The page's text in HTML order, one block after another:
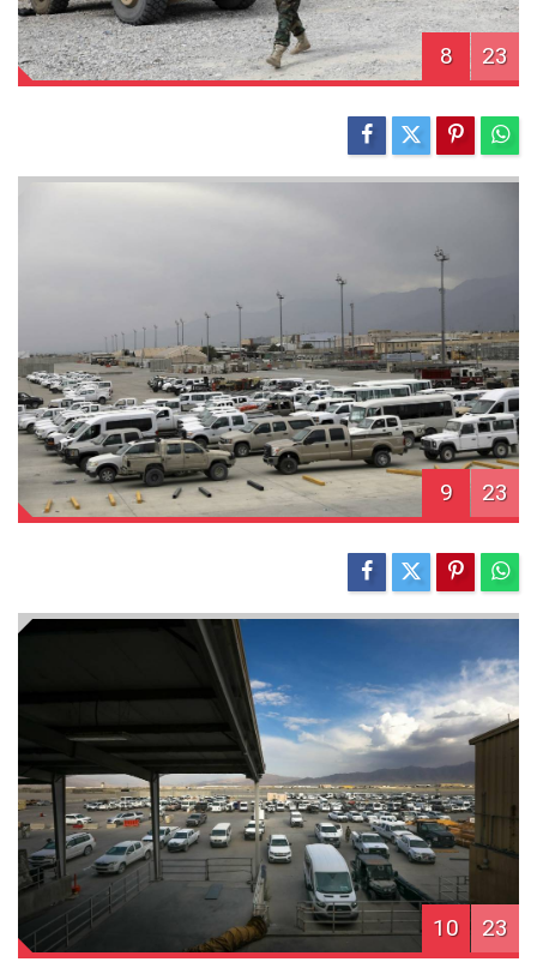
8 23
9 23
10 23